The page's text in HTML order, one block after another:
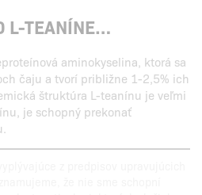
L-TEANÍNE…
aminokyselina, ktorá sa
čaju a tvorí približne 1-2,5% ich
štruktúra L-teanínu je veľmi
je schopný prekonať